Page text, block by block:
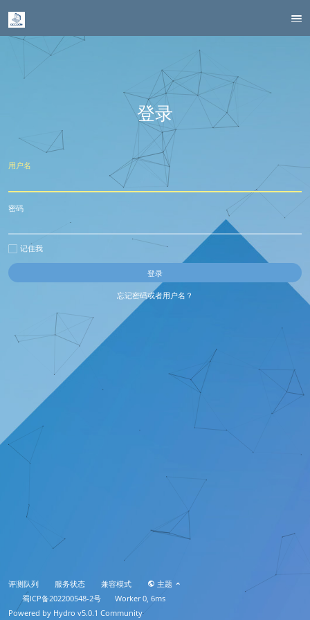
登录
用户名
密码
记住我
忘记密码或者用户名？
评测队列 服务状态 兼容模式
主题
蜀ICP备202200548-2号
Worker 0, 6ms
Powered by Hydro v5.0.1 Community